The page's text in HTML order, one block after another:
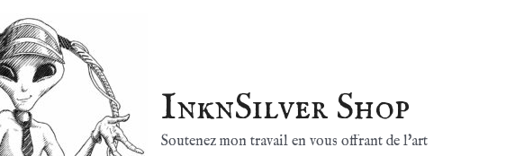
InknSilver Shop
Soutenez mon travail en vous offrant de l'art